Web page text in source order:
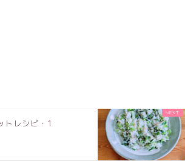
トレシピ・1